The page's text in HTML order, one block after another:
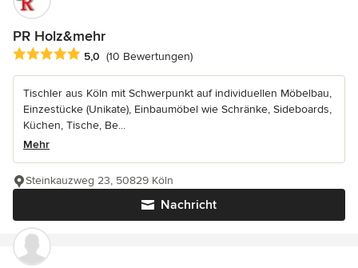
PR Holz&mehr
Durchschnittliche Bewertung: 5 von 5 Sternen
5,0 (10 Bewertungen)
Tischler aus Köln mit Schwerpunkt auf individuellen Möbelbau,
Einzestücke (Unikate), Einbaumöbel wie Schränke, Sideboards,
Küchen, Tische, Be...
Mehr
Nachricht
Steinkauzweg 23, 50829 Köln